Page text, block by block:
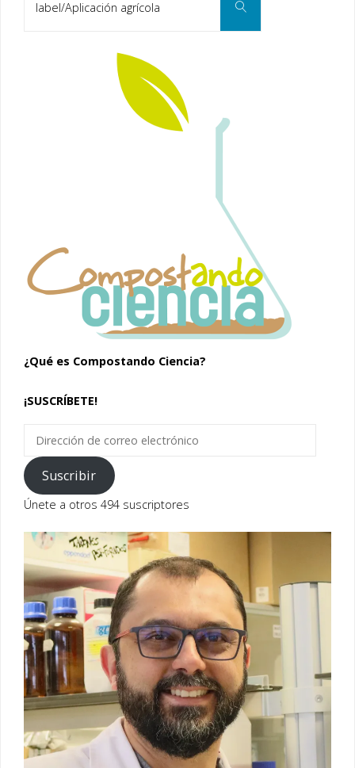
Search
¿Qué es Compostando Ciencia?
¡SUSCRÍBETE!
Dirección
correo
electrónico
Suscribir
Únete a otros 494 suscriptores